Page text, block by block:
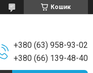
Кошик
+380 (63) 958-93-02
+380 (66) 139-48-40